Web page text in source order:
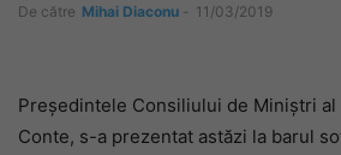
De către Mihai Diaconu - 11/03/2019
Președintele Consiliului de Miniștri al
Conte, s-a prezentat astăzi la barul